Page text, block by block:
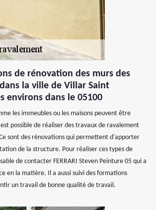
de rénovation des murs des
la ville de Villar Saint
environs dans le 05100
les immeubles ou les maisons peuvent être
possible de réaliser des travaux de ravalement
sont des rénovations qui permettent d'apporter
de la structure. Pour réaliser ces types de
de contacter FERRARI Steven Peinture 05 qui a
en la matière. Il a aussi suivi des formations
un travail de bonne qualité de travail.